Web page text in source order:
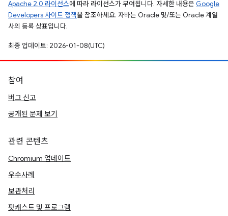
Apache 2.0 라이선스에 따라 라이선스가 부여됩니다. 자세한 내용은 Google
Developers 사이트 정책을 참조하세요. 자바는 Oracle 및/또는 Oracle 계열
사의 등록 상표입니다.
최종 업데이트: 2026-01-08(UTC)
참여
버그 신고
공개된 문제 보기
관련 콘텐츠
Chromium 업데이트
우수사례
보관처리
팟캐스트 및 프로그램